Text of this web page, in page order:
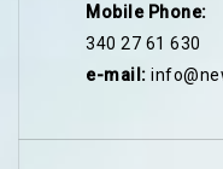
Mobile Phone:
340 27 61 630
e-mail: